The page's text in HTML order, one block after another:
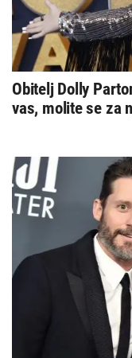
Obitelj Dolly
vas, molite se za